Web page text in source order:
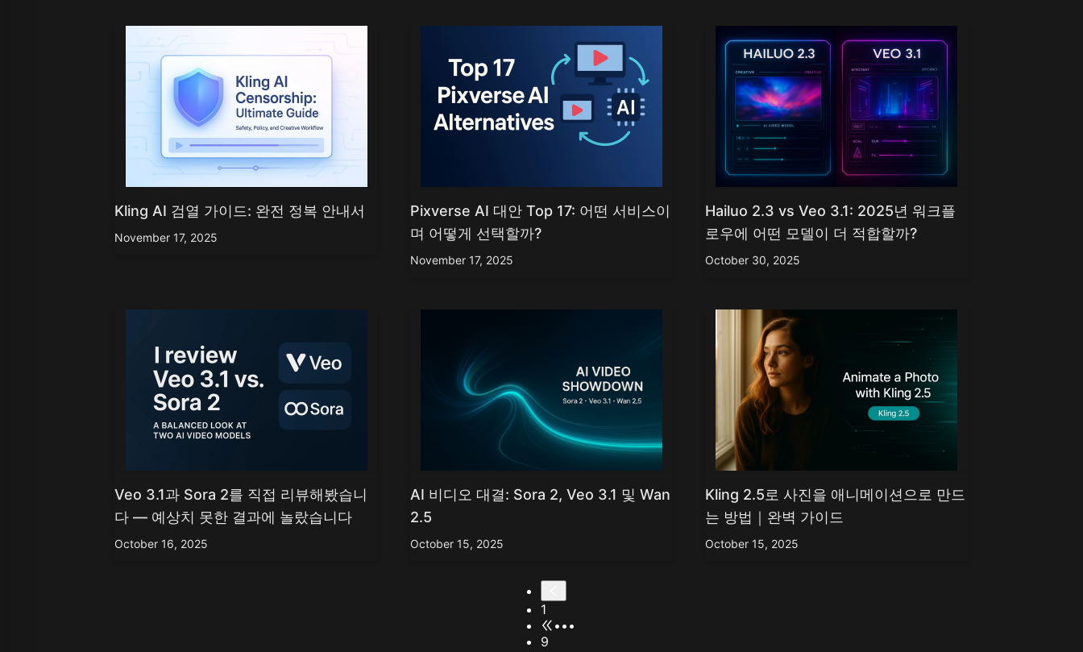
Midjourney Video
Kling 2.6
Wan 2.5
Pixverse
Sora 2
Grok Imagine
Wan AI
Kling AI 검열 가이드: 완전 정복 안내서
November 17, 2025
Pixverse AI 대안 Top 17: 어떤 서비스이
며 어떻게 선택할까?
November 17, 2025
Hailuo 2.3 vs Veo 3.1: 2025년 워크플
로우에 어떤 모델이 더 적합할까?
October 30, 2025
Veo 3.1과 Sora 2를 직접 리뷰해봤습니
다 — 예상치 못한 결과에 놀랐습니다
October 16, 2025
AI 비디오 대결: Sora 2, Veo 3.1 및 Wan
2.5
October 15, 2025
Kling 2.5로 사진을 애니메이션으로 만드
는 방법｜완벽 가이드
October 15, 2025
1
•••
9